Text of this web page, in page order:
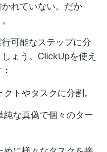
れていない。だか
可能なステップに分
ょう。ClickUpを使え
トやタスクに分割。
な真偽で個々のター